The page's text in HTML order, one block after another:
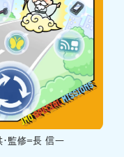
・監修＝長 信一